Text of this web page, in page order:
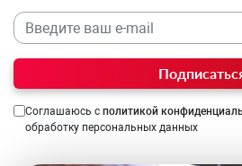
Соглашаюсь с политикой
обработку персональных данных